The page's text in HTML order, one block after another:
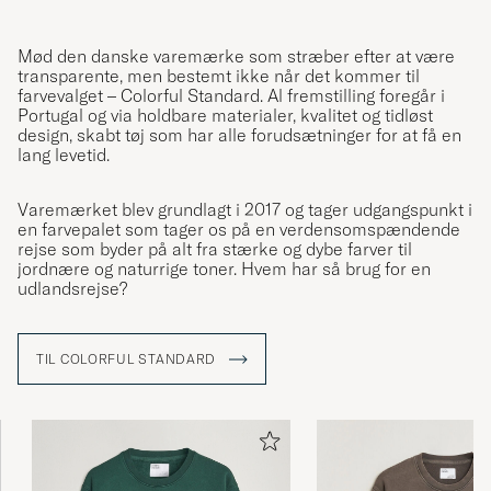
Die Lieferung schnell und unkompliziert.
EDELTRAUD S KØBTE PÅ CAREOFCARL.DE
fairen Preis
KAI R KØBTE PÅ CAREOFCARL.DE
Toppen skön
ULRIKA S KØBTE PÅ CAREOFCARL.SE
Ni skickade fel vara. Fick den modellen som
är lite större.
Mød den danske varemærke som stræber efter at være
transparente, men bestemt ikke når det kommer til
farvevalget – Colorful Standard. Al fremstilling foregår i
Portugal og via holdbare materialer, kvalitet og tidløst
design, skabt tøj som har alle forudsætninger for at få en
lang levetid.
Varemærket blev grundlagt i 2017 og tager udgangspunkt i
en farvepalet som tager os på en verdensomspændende
rejse som byder på alt fra stærke og dybe farver til
jordnære og naturrige toner. Hvem har så brug for en
udlandsrejse?
TIL COLORFUL STANDARD